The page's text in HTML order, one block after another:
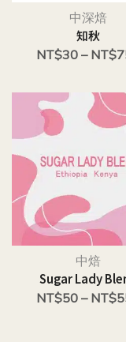
中深焙
知秋
NT$30 – NT$
中焙
Sugar Lady
NT$50 – NT$